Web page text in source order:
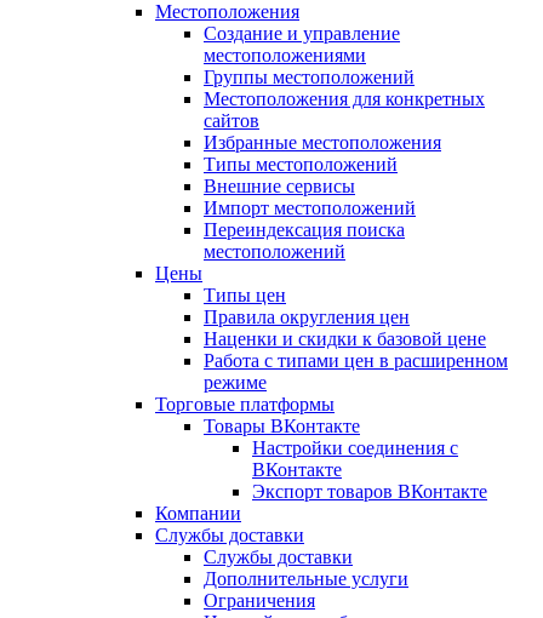
Местоположения
Создание и управление
местоположениями
Группы местоположений
Местоположения для конкретных
сайтов
Избранные местоположения
Типы местоположений
Внешние сервисы
Импорт местоположений
Переиндексация поиска
местоположений
Цены
Типы цен
Правила округления цен
Наценки и скидки к базовой цене
Работа с типами цен в расширенном
режиме
Торговые платформы
Товары ВКонтакте
Настройки соединения с
ВКонтакте
Экспорт товаров ВКонтакте
Компании
Службы доставки
Службы доставки
Дополнительные услуги
Ограничения